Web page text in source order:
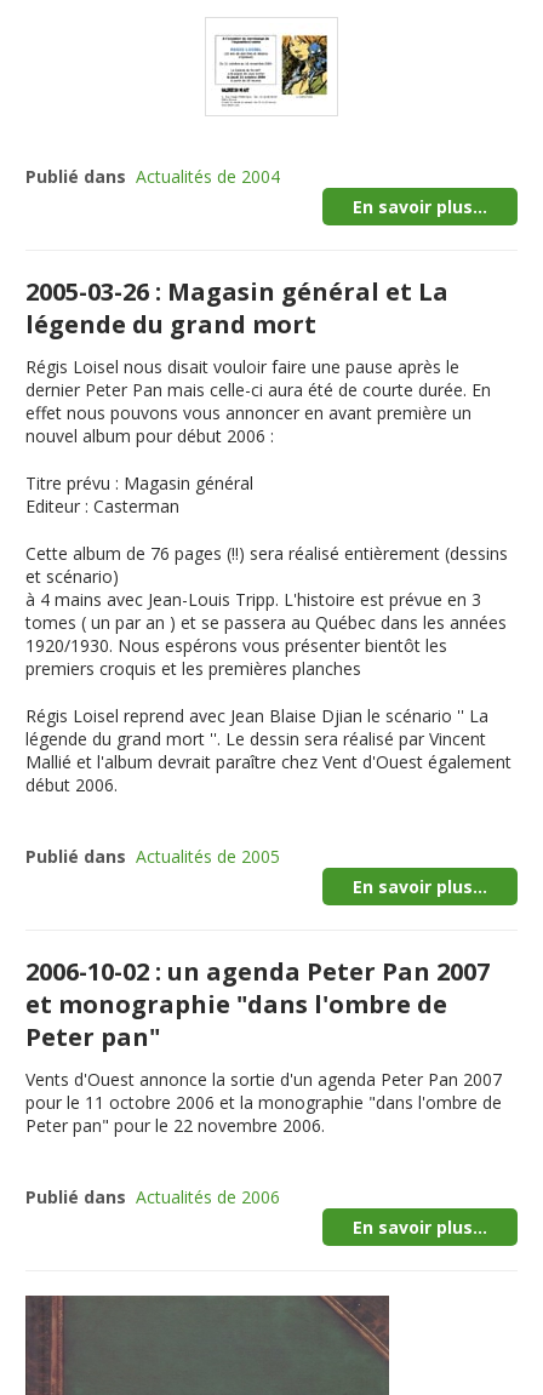
Publié dans Actualités de 2004
En savoir plus...
2005-03-26 : Magasin général et La
légende du grand mort
Régis Loisel nous disait vouloir faire une pause après le
dernier Peter Pan mais celle-ci aura été de courte durée. En
effet nous pouvons vous annoncer en avant première un
nouvel album pour début 2006 :
Titre prévu : Magasin général
Editeur : Casterman
Cette album de 76 pages (!!) sera réalisé entièrement (dessins
et scénario)
à 4 mains avec Jean-Louis Tripp. L'histoire est prévue en 3
tomes ( un par an ) et se passera au Québec dans les années
1920/1930. Nous espérons vous présenter bientôt les
premiers croquis et les premières planches
Régis Loisel reprend avec Jean Blaise Djian le scénario '' La
légende du grand mort ''. Le dessin sera réalisé par Vincent
Mallié et l'album devrait paraître chez Vent d'Ouest également
début 2006.
Publié dans Actualités de 2005
En savoir plus...
2006-10-02 : un agenda Peter Pan 2007
et monographie "dans l'ombre de
Peter pan"
Vents d'Ouest annonce la sortie d'un agenda Peter Pan 2007
pour le 11 octobre 2006 et la monographie "dans l'ombre de
Peter pan" pour le 22 novembre 2006.
Publié dans Actualités de 2006
En savoir plus...